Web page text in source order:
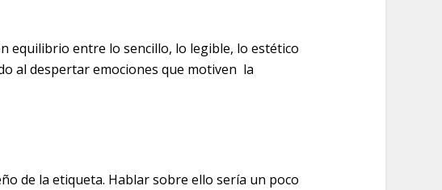
equilibrio entre lo sencillo, lo legible, lo estético
al despertar emociones que motiven la
de la etiqueta. Hablar sobre ello sería un poco